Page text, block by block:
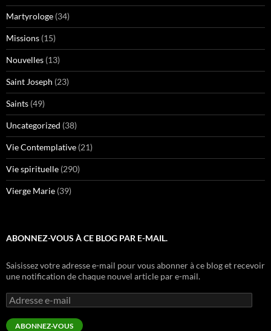
Martyrologe (34)
Missions (15)
Nouvelles (13)
Saint Joseph (23)
Saints (49)
Uncategorized (38)
Vie Contemplative (21)
Vie spirituelle (290)
Vierge Marie (39)
ABONNEZ-VOUS À CE BLOG PAR E-MAIL.
Saisissez votre adresse e-mail pour vous abonner à ce blog et recevoir
une notification de chaque nouvel article par e-mail.
Adresse
e-
mail
ABONNEZ-VOUS